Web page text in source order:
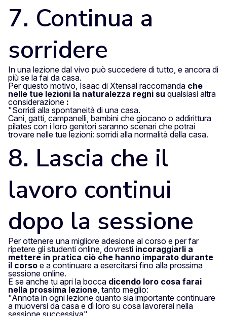
7. Continua a
sorridere
In una lezione dal vivo può succedere di tutto, e ancora di
più se la fai da casa.
Per questo motivo, Isaac di Xtensal raccomanda che
nelle tue lezioni la naturalezza regni su qualsiasi altra
considerazione :
"Sorridi alla spontaneità di una casa.
Cani, gatti, campanelli, bambini che giocano o addirittura
pilates con i loro genitori saranno scenari che potrai
trovare nelle tue lezioni: sorridi alla normalità della casa.
8. Lascia che il
lavoro continui
dopo la sessione
Per ottenere una migliore adesione al corso e per far
ripetere gli studenti online, dovresti incoraggiarli a
mettere in pratica ciò che hanno imparato durante
il corso e a continuare a esercitarsi fino alla prossima
sessione online.
E se anche tu apri la bocca dicendo loro cosa farai
nella prossima lezione , tanto meglio:
"Annota in ogni lezione quanto sia importante continuare
a muoversi da casa e dì loro su cosa lavorerai nella
sessione successiva".